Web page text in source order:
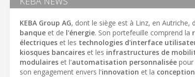
KEBA Group AG, dont le siège est à Linz, en Autriche,
banque et de l'énergie. Son portefeuille comprend la
électriques et les technologies d'interface
kiosques bancaires et les infrastructures de
modulaires et l'automatisation personnalisée pour
son engagement envers l'innovation et la